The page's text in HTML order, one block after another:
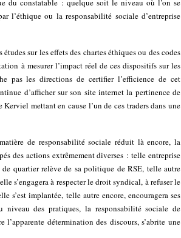
du constatable : quelque soit le niveau où l’on se
l’éthique ou la responsabilité sociale d’entreprise
sur les effets des chartes éthiques ou des codes
à mesurer l’impact réel de ces dispositifs sur les
pas les directions de certifier l’efficience de cet
d’afficher sur son site internet la pertinence de
mettant en cause l’un de ces traders dans une
de responsabilité sociale réduit là encore, la
des actions extrêmement diverses : telle entreprise
quartier relève de sa politique de RSE, telle autre
s’engagera à respecter le droit syndical, à refuser le
s’est implantée, telle autre encore, encouragera ses
niveau des pratiques, la responsabilité sociale de
détermination des discours, s’abrite une